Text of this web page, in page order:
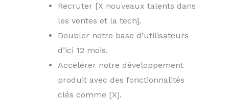
Recruter [X nouveaux talents dans
les ventes et la tech].
Doubler notre base d’utilisateurs
d’ici 12 mois.
Accélérer notre développement
produit avec des fonctionnalités
clés comme [X].